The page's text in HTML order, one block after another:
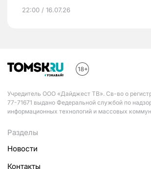
22:00 / 16.07.26
Учредитель ООО «Дайджест ТВ». Св-во о
77-71671 выдано Федеральной службой по
информационных технологий и массовых
Разделы
Новости
Контакты